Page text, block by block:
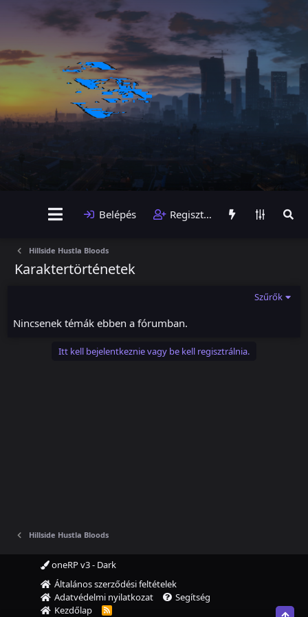
Belépés Regisztráció
Hillside Hustla Bloods
Karaktertörténetek
Szűrők
Nincsenek témák ebben a fórumban.
Itt kell bejelentkeznie vagy be kell regisztrálnia.
Hillside Hustla Bloods
oneRP v3 - Dark
Általános szerződési feltételek
Adatvédelmi nyilatkozat
Segítség
Kezdőlap
R